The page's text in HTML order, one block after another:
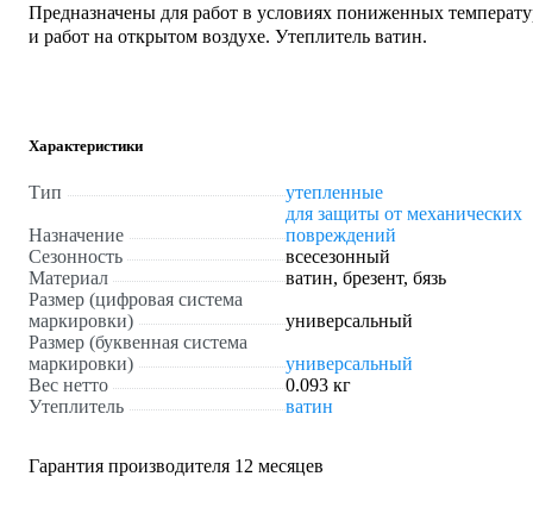
Предназначены для работ в условиях пониженных
и работ на открытом воздухе. Утеплитель ватин.
Характеристики
Тип утепленные
Назначение
для защиты от механических
повреждений
Сезонность
всесезонный
Материал
ватин, брезент, бязь
Размер (цифровая система
маркировки)
универсальный
Размер (буквенная система
маркировки)
универсальный
Вес нетто
0.093 кг
Утеплитель
ватин
Гарантия производителя 12 месяцев